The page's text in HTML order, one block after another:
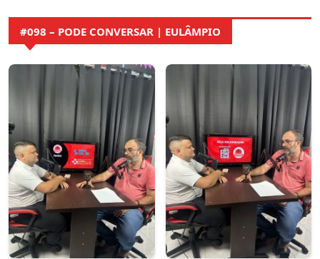
#098 – PODE CONVERSAR | EULÂMPIO